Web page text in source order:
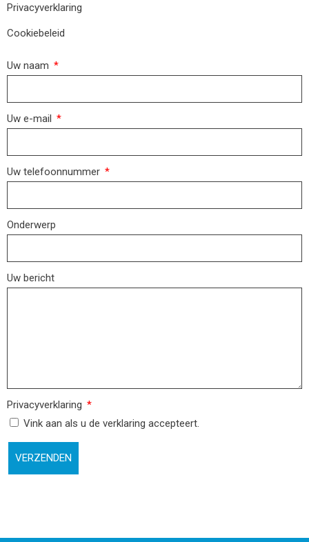
Privacyverklaring
Cookiebeleid
Uw naam
Uw e-mail
Uw telefoonnummer
Onderwerp
Uw bericht
Privacyverklaring
Vink aan als u de verklaring accepteert.
VERZENDEN